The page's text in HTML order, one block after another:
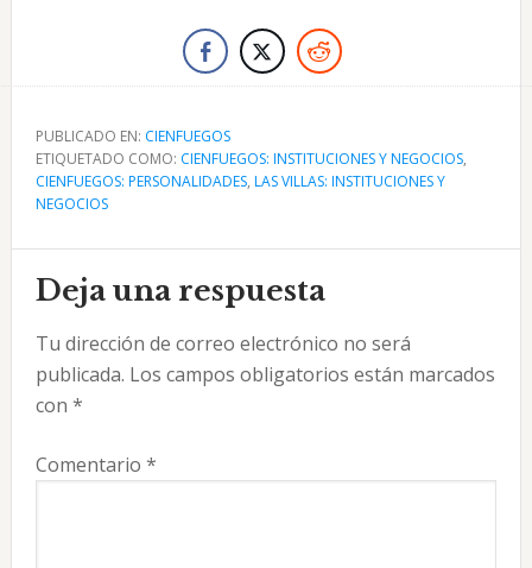
PUBLICADO EN: CIENFUEGOS
ETIQUETADO COMO: CIENFUEGOS: INSTITUCIONES Y NEGOCIOS,
CIENFUEGOS: PERSONALIDADES, LAS VILLAS: INSTITUCIONES Y
NEGOCIOS
Interacciones
con
los
lectores
Deja una respuesta
Tu dirección de correo electrónico no será
publicada. Los campos obligatorios están marcados
con *
Comentario *